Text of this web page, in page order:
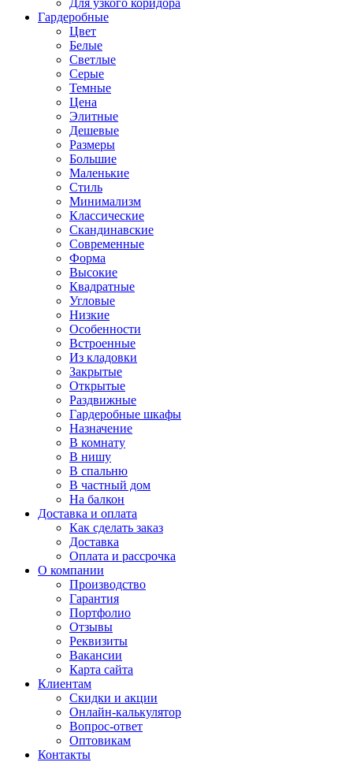
Для узкого коридора
Гардеробные
Цвет
Белые
Светлые
Серые
Темные
Цена
Элитные
Дешевые
Размеры
Большие
Маленькие
Стиль
Минимализм
Классические
Скандинавские
Современные
Форма
Высокие
Квадратные
Угловые
Низкие
Особенности
Встроенные
Из кладовки
Закрытые
Открытые
Раздвижные
Гардеробные шкафы
Назначение
В комнату
В нишу
В спальню
В частный дом
На балкон
Доставка и оплата
Как сделать заказ
Доставка
Оплата и рассрочка
О компании
Производство
Гарантия
Портфолио
Отзывы
Реквизиты
Вакансии
Карта сайта
Клиентам
Скидки и акции
Онлайн-калькулятор
Вопрос-ответ
Оптовикам
Контакты